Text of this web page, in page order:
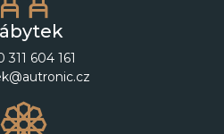
311 604 161